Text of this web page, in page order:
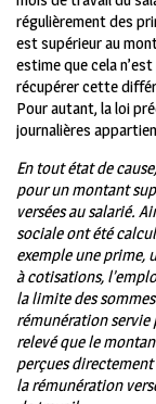
régulièrement des
est supérieur au
estime que cela
récupérer cette
Pour autant, la loi
journalières
En tout état de
pour un montant
versées au salarié.
sociale ont été
exemple une prime,
à cotisations,
la limite des
rémunération servie
relevé que le
perçues
la rémunération